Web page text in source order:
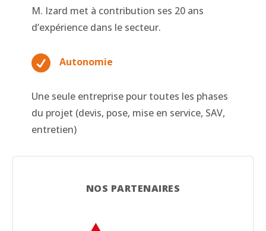
M. Izard met à contribution ses 20 ans
d’expérience dans le secteur.
 Autonomie
Une seule entreprise pour toutes les phases
du projet (devis, pose, mise en service, SAV,
entretien)
NOS PARTENAIRES